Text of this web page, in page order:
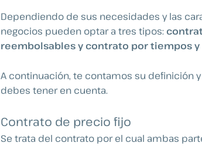
Dependiendo de sus necesidades y las
negocios pueden optar a tres tipos:
reembolsables y contrato por tiempos
A continuación, te contamos su definición
debes tener en cuenta.
Contrato de precio fijo
Se trata del contrato por el cual ambas